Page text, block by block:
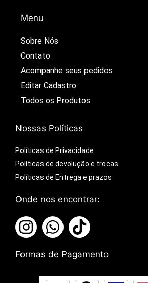
Menu
Sobre Nós
Contato
Acompanhe seus pedidos​
Editar Cadastro​
Todos os Produtos​
Nossas Políticas
Políticas de Privacidade
Políticas de devolução e trocas
Políticas de Entrega e prazos
Onde nos encontrar:
Formas de Pagamento